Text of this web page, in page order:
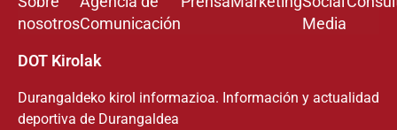
nosotrosComunicación
Media
DOT Kirolak
Durangaldeko kirol informazioa. Información y actualidad
deportiva de Durangaldea